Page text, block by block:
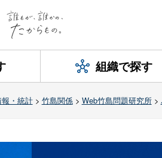
組織で探す
報・統計> 竹島関係> Web竹島問題研究所>